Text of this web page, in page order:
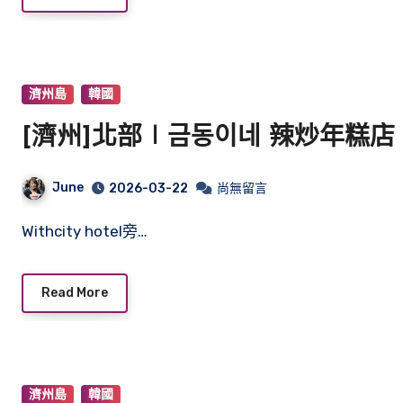
濟州島 韓國
[濟州]北部∣금동이네 辣炒年糕
June 2026-03-22 尚無留言
Withcity hotel旁…
Read More
濟州島 韓國